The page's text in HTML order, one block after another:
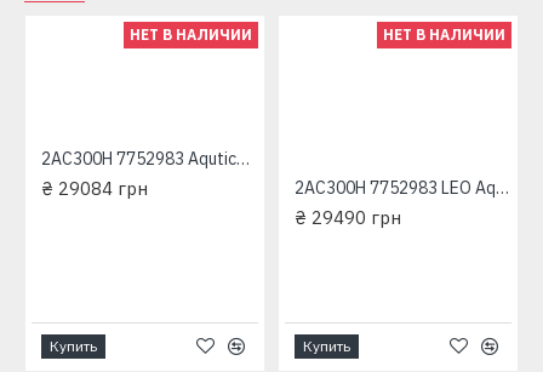
НЕТ В НАЛИЧИИ
2AC300H 7752983 Aqutica трехфазный насос центробежный многоступенчатый
₴ 29084 грн
Купить
НЕТ В НАЛИЧИИ
2AC300H 7752983 LEO Aquatica трехфазный насос центробежный многоступенчатый
₴ 29490 грн
Купить